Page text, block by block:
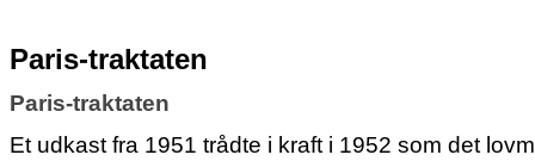
Paris-traktaten
Paris-traktaten
Et udkast fra 1951 trådte i kraft i 1952 som det